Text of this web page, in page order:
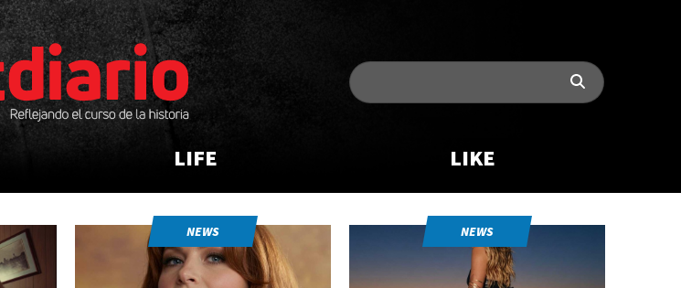
LIFE LIKE
NEWS NEWS